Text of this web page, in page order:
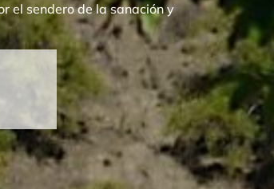
el sendero de la sanación y